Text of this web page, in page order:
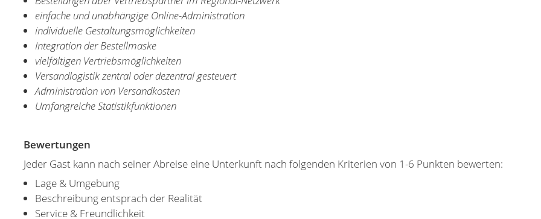
einfache und unabhängige Online-Administration
individuelle Gestaltungsmöglichkeiten
Integration der Bestellmaske
vielfältigen Vertriebsmöglichkeiten
Versandlogistik zentral oder dezentral gesteuert
Administration von Versandkosten
Umfangreiche Statistikfunktionen
Bewertungen
Jeder Gast kann nach seiner Abreise eine Unterkunft nach folgenden Kriterien von 1-6 Punkten bewerten:
Lage & Umgebung
Beschreibung entsprach der Realität
Service & Freundlichkeit